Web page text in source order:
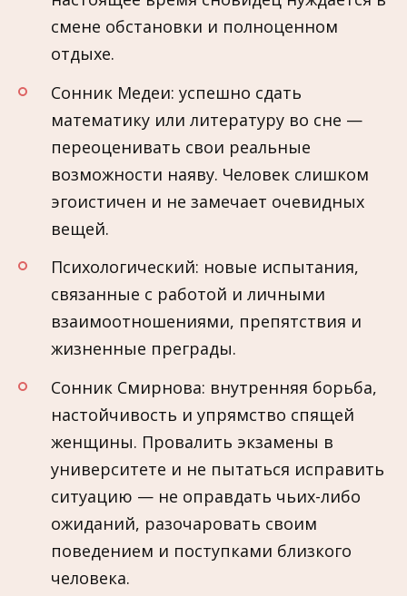
смене обстановки и полноценном
отдыхе.
Сонник Медеи: успешно сдать
математику или литературу во сне —
переоценивать свои реальные
возможности наяву. Человек слишком
эгоистичен и не замечает очевидных
вещей.
Психологический: новые испытания,
связанные с работой и личными
взаимоотношениями, препятствия и
жизненные преграды.
Сонник Смирнова: внутренняя борьба,
настойчивость и упрямство спящей
женщины. Провалить экзамены в
университете и не пытаться исправить
ситуацию — не оправдать чьих-либо
ожиданий, разочаровать своим
поведением и поступками близкого
человека.